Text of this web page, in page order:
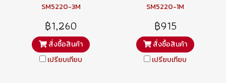
SM5220-3M
฿1,260
สั่งซื้อสินค้า
เปรียบเทียบ
SM5220-1M
฿915
สั่งซื้อสินค้า
เปรียบเทียบ